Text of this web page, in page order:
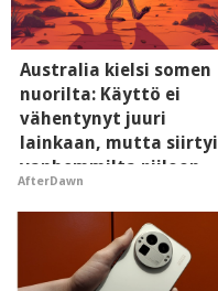
Australia kielsi somen
nuorilta: Käyttö ei
vähentynyt juuri
lainkaan, mutta siirtyi
vanhemmilta piiloon
AfterDawn